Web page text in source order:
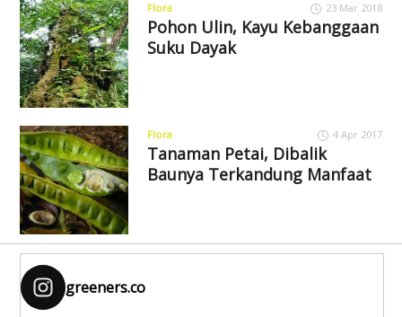
Flora 23 Mar 2018
Pohon Ulin, Kayu Kebanggaan
Suku Dayak
Flora 4 Apr 2017
Tanaman Petai, Dibalik
Baunya Terkandung Manfaat
greeners.co